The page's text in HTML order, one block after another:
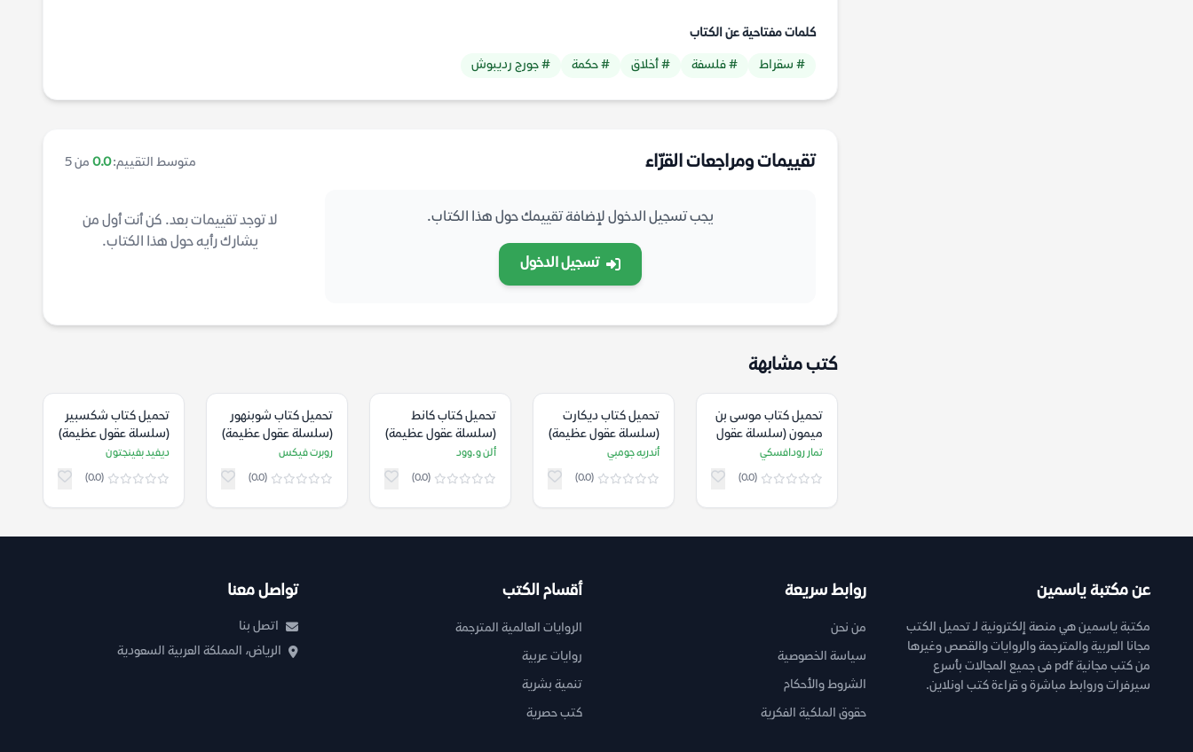
كلمات مفتاحية عن الكتاب
# سقراط # فلسفة # أخلاق # حكمة # جورج رديبوش
تقييمات ومراجعات القرّاء متوسط التقييم:0.0 من 5
يجب تسجيل الدخول لإضافة تقييمك حول هذا الكتاب.
تسجيل الدخول
لا توجد تقييمات بعد. كن أنت أول من
يشارك رأيه حول هذا الكتاب.
كتب مشابهة
تحميل كتاب موسى بن
ميمون (سلسلة عقول
عظيمة) – تمار
تمار رودافسكي
(0.0)
تحميل كتاب ديكارت
(سلسلة عقول عظيمة)
– أندريه جومبي
أندريه جومبي
(0.0)
تحميل كتاب كانط
(سلسلة عقول عظيمة)
– ألن و.وود
ألن و.وود
(0.0)
تحميل كتاب شوبنهور
(سلسلة عقول عظيمة)
– روبرت فيكس
روبرت فيكس
(0.0)
تحميل كتاب شكسبير
(سلسلة عقول عظيمة)
– ديفيد بفينجتون
ديفيد بفينجتون
(0.0)
عن مكتبة ياسمين
مكتبة ياسمين هي منصة إلكترونية لـ تحميل الكتب
مجانا العربية والمترجمة والروايات والقصص وغيرها
من كتب مجانية pdf فى جميع المجالات بأسرع
سيرفرات وروابط مباشرة و قراءة كتب اونلاين.
روابط سريعة
من نحن
سياسة الخصوصية
الشروط والأحكام
حقوق الملكية الفكرية
أقسام الكتب
الروايات العالمية المترجمة
روايات عربية
تنمية بشرية
كتب حصرية
تواصل معنا
اتصل بنا
الرياض، المملكة العربية السعودية